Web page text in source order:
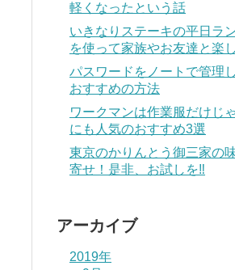
軽くなったという話
いきなりステーキの平日ラ
を使って家族やお友達と楽
パスワードをノートで管理
おすすめの方法
ワークマンは作業服だけじ
にも人気のおすすめ3選
東京のかりんとう御三家の
寄せ！是非、お試しを‼
アーカイブ
2019年